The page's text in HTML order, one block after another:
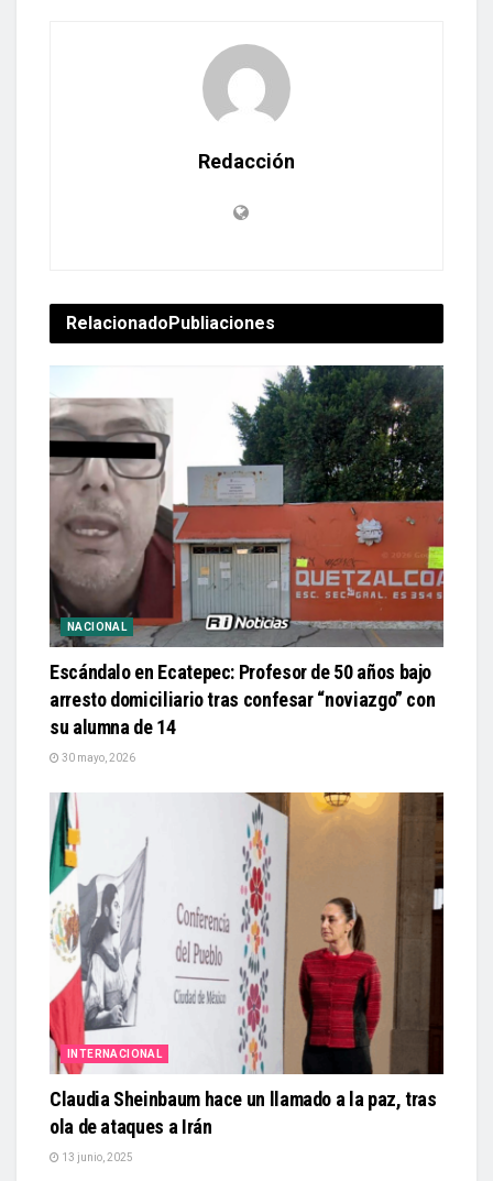
Redacción
RelacionadoPubliaciones
NACIONAL
Escándalo en Ecatepec: Profesor de 50 años bajo
arresto domiciliario tras confesar “noviazgo” con
su alumna de 14
30 mayo, 2026
INTERNACIONAL
Claudia Sheinbaum hace un llamado a la paz, tras
ola de ataques a Irán
13 junio, 2025